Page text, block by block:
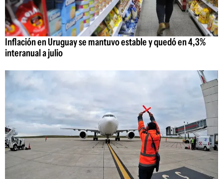
Inflación en Uruguay se mantuvo estable y quedó en 4,3%
interanual a julio